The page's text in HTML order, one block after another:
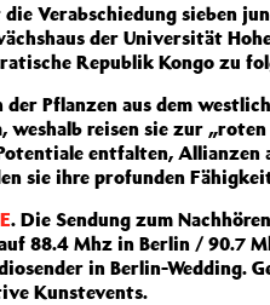
Verabschiedung sieben
der Universität
Republik Kongo zu
Pflanzen aus dem
reisen sie zur „roten
entfalten,
sie ihre profunden
. Die Sendung zum
88.4 Mhz in Berlin / 90.7
in Berlin-Wedding.
Kunstevents.